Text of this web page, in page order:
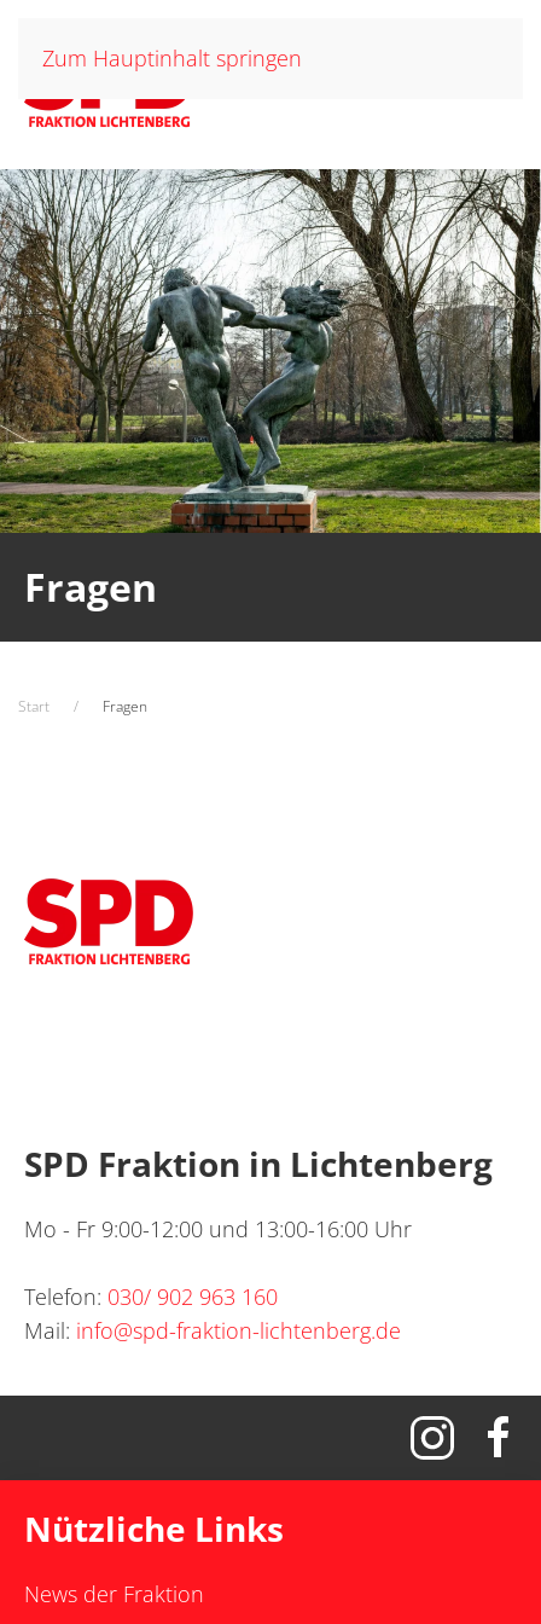
Zum Hauptinhalt springen
Fragen
Start Fragen
SPD Fraktion in Lichtenberg
Mo - Fr 9:00-12:00 und 13:00-16:00 Uhr
Telefon: 030/ 902 963 160
Mail: info@spd-fraktion-lichtenberg.de
Nützliche Links
News der Fraktion